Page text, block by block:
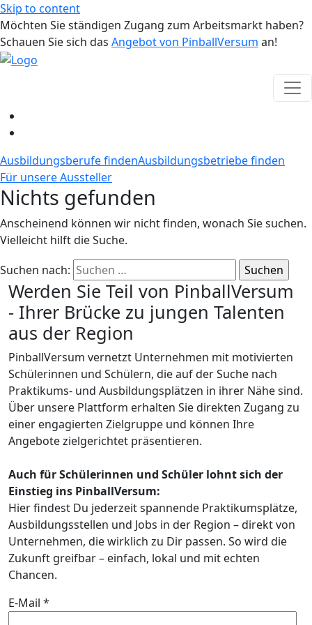
Skip to content
Möchten Sie ständigen Zugang zum Arbeitsmarkt haben?
Schauen Sie sich das Angebot von PinballVersum an!
Ausbildungsberufe findenAusbildungsbetriebe finden
Für unsere Aussteller
Nichts gefunden
Anscheinend können wir nicht finden, wonach Sie suchen.
Vielleicht hilft die Suche.
Suchen nach:
Werden Sie Teil von PinballVersum
- Ihrer Brücke zu jungen Talenten
aus der Region
PinballVersum vernetzt Unternehmen mit motivierten
Schülerinnen und Schülern, die auf der Suche nach
Praktikums- und Ausbildungsplätzen in ihrer Nähe sind.
Über unsere Plattform erhalten Sie direkten Zugang zu
einer engagierten Zielgruppe und können Ihre
Angebote zielgerichtet präsentieren.
Auch für Schülerinnen und Schüler lohnt sich der
Einstieg ins PinballVersum:
Hier findest Du jederzeit spannende Praktikumsplätze,
Ausbildungsstellen und Jobs in der Region – direkt von
Unternehmen, die wirklich zu Dir passen. So wird die
Zukunft greifbar – einfach, lokal und mit echten
Chancen.
E-Mail *